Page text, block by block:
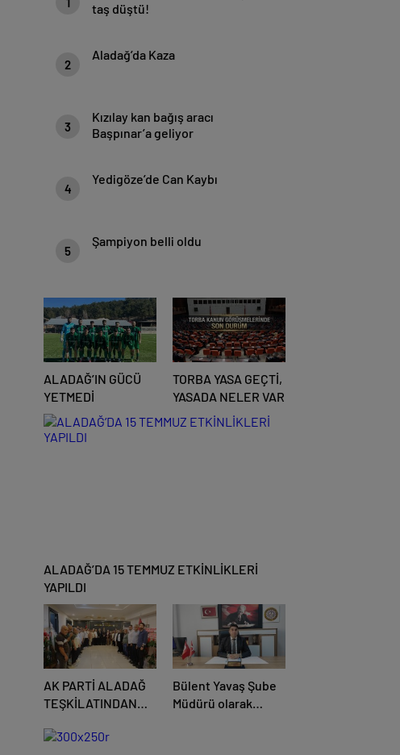
taş düştü!
2
Aladağ’da Kaza
3
Kızılay kan bağış aracı
Başpınar’a geliyor
4
Yedigöze’de Can Kaybı
5
Şampiyon belli oldu
ALADAĞ’IN GÜCÜ
YETMEDİ
TORBA YASA GEÇTİ,
YASADA NELER VAR
ALADAĞ’DA 15 TEMMUZ ETKİNLİKLERİ
YAPILDI
AK PARTİ ALADAĞ
TEŞKİLATINDAN
ÖZKAN’A HAYIRLI
Bülent Yavaş Şube
Müdürü olarak